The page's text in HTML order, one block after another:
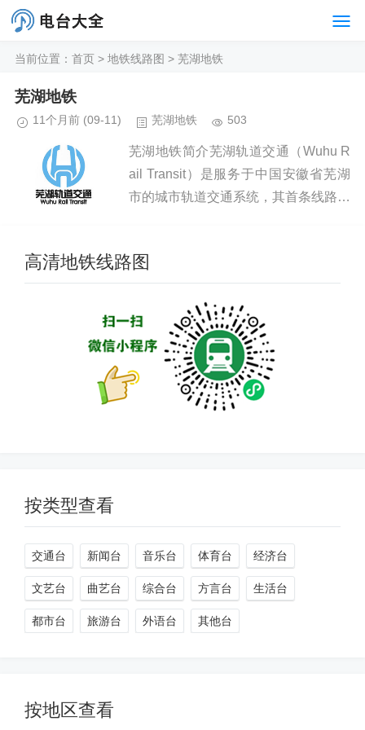
当前位置： 首页 > 地铁线路图 > 芜湖地铁
芜湖地铁
11个月前 (09-11) 芜湖地铁 503
芜湖地铁简介芜湖轨道交通（Wuhu R
ail Transit）是服务于中国安徽省芜湖
市的城市轨道交通系统，其首条线路于
城市轨...
高清地铁线路图
按类型查看
交通台 新闻台 音乐台 体育台 经济台
文艺台 曲艺台 综合台 方言台 生活台
都市台 旅游台 外语台 其他台
按地区查看